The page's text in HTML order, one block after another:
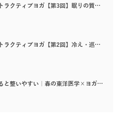
ラクティブヨガ【第3回】眠りの質…
ラクティブヨガ【第2回】冷え・巡…
と整いやすい｜春の東洋医学×ヨガ…